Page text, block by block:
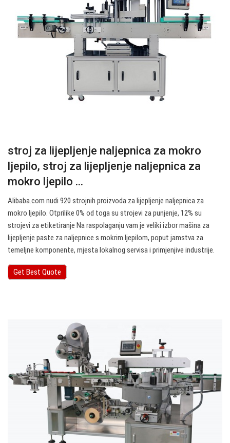
stroj za lijepljenje naljepnica za mokro
ljepilo, stroj za lijepljenje naljepnica za
mokro ljepilo ...
Alibaba.com nudi 920 strojnih proizvoda za lijepljenje naljepnica za
mokro ljepilo. Otprilike 0% od toga su strojevi za punjenje, 12% su
strojevi za etiketiranje Na raspolaganju vam je veliki izbor mašina za
lijepljenje paste za naljepnice s mokrim ljepilom, poput jamstva za
temeljne komponente, mjesta lokalnog servisa i primjenjive industrije.
Get Best Quote